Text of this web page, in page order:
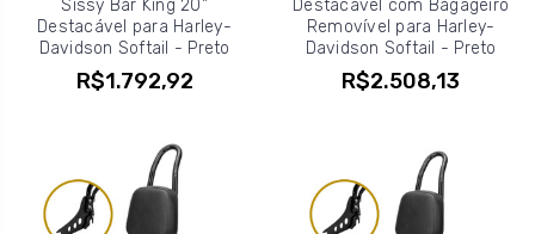
Sissy Bar King 20"
Destacável para Harley-
Davidson Softail - Preto
R$1.792,92
Destacável com Bagageiro
Removível para Harley-
Davidson Softail - Preto
R$2.508,13